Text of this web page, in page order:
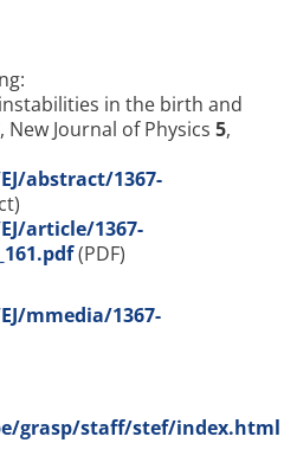
in the birth and
Journal of Physics 5,
abstract/1367-
article/1367-
(PDF)
mmedia/1367-
grasp/staff/stef/index.html